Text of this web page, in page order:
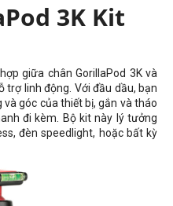
3K Kit
giữa chân GorillaPod 3K và
trợ linh động. Với đầu dầu, bạn
góc của thiết bị, gắn và tháo
đi kèm. Bộ kit này lý tưởng
đèn speedlight, hoặc bất kỳ